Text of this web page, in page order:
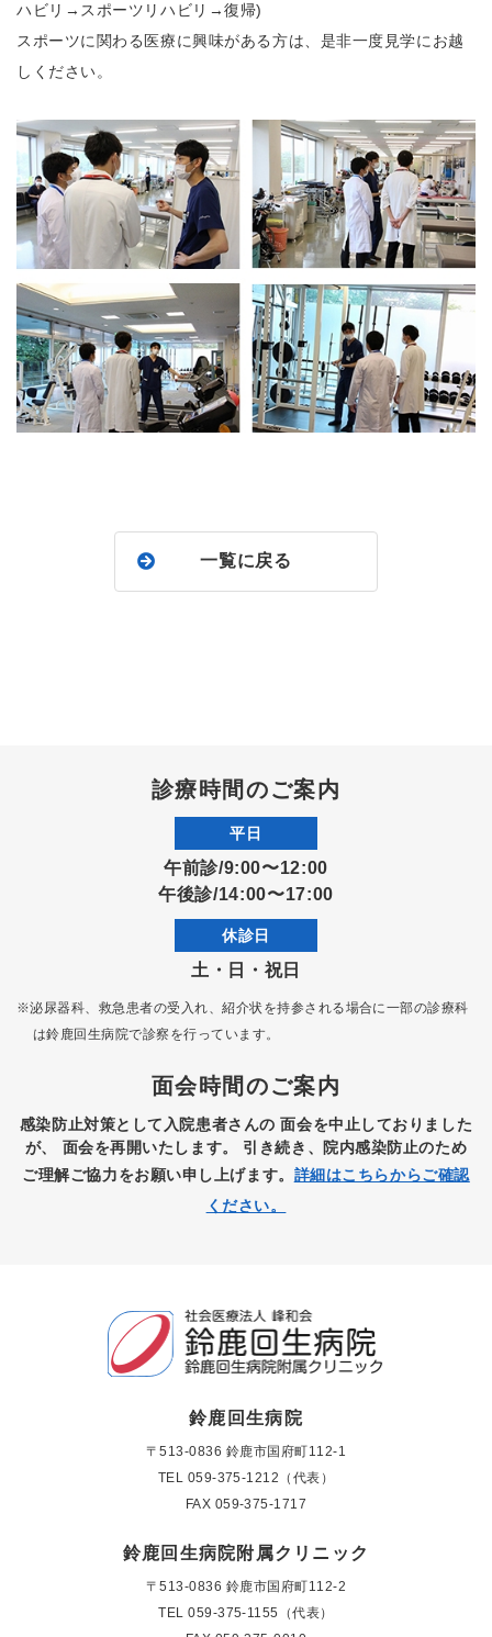
ハビリ→スポーツリハビリ→復帰)
スポーツに関わる医療に興味がある方は、是非一度見学にお越
しください。
一覧に戻る
診療時間のご案内
平日
午前診/9:00〜12:00
午後診/14:00〜17:00
休診日
土・日・祝日
※泌尿器科、救急患者の受入れ、紹介状を持参される場合に一部の診療科
は鈴鹿回生病院で診察を行っています。
面会時間のご案内
感染防止対策として入院患者さんの面会を中止しておりました
が、 面会を再開いたします。 引き続き、院内感染防止のため
ご理解ご協力をお願い申し上げます。 詳細はこちらからご確認
ください。
鈴鹿回生病院
〒513-0836 鈴鹿市国府町112-1
TEL 059-375-1212（代表）
FAX 059-375-1717
鈴鹿回生病院附属クリニック
〒513-0836 鈴鹿市国府町112-2
TEL059-375-1155（代表）